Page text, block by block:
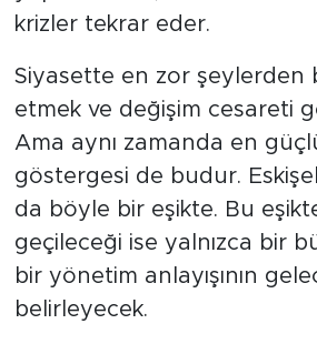
krizler tekrar eder.
Siyasette en zor şeylerden
etmek ve değişim cesareti
Ama aynı zamanda en
göstergesi de budur.
da böyle bir eşikte. Bu
geçileceği ise yalnızca bir
bir yönetim anlayışının
belirleyecek.